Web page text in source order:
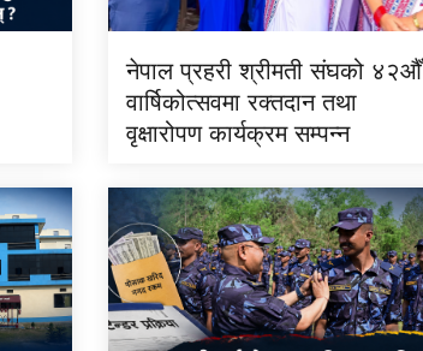
नेपाल प्रहरी श्रीमती संघको ४२औँ
वार्षिकोत्सवमा रक्तदान तथा
वृक्षारोपण कार्यक्रम सम्पन्न